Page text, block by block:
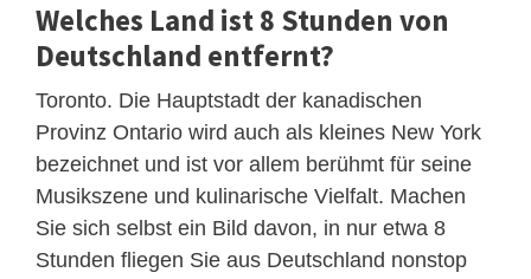
Welches Land ist 8 Stunden von
Deutschland entfernt?
Toronto. Die Hauptstadt der kanadischen
Provinz Ontario wird auch als kleines New York
bezeichnet und ist vor allem berühmt für seine
Musikszene und kulinarische Vielfalt. Machen
Sie sich selbst ein Bild davon, in nur etwa 8
Stunden fliegen Sie aus Deutschland nonstop